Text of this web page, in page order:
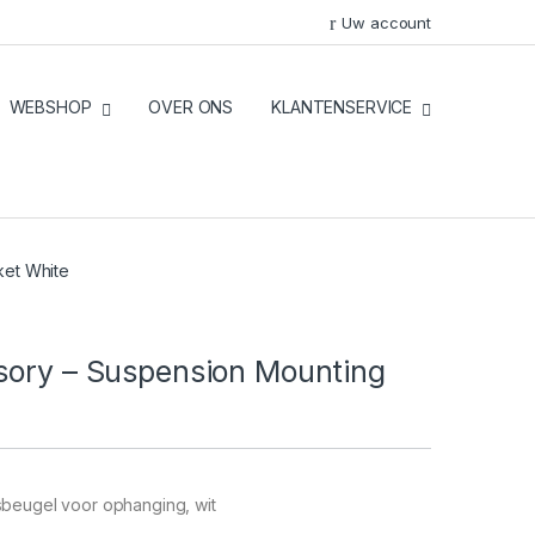
Uw account
WEBSHOP OVER ONS KLANTENSERVICE
White
– Suspension Mounting
voor ophanging, wit